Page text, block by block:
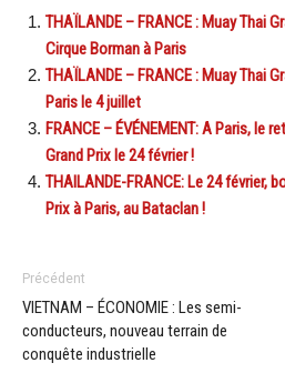
THAÏLANDE – FRANCE : Muay Thai
Cirque Borman à Paris
THAÏLANDE – FRANCE : Muay Thai
Paris le 4 juillet
FRANCE – ÉVÉNEMENT: A Paris, le
Grand Prix le 24 février !
THAILANDE-FRANCE: Le 24 février,
Prix à Paris, au Bataclan !
Précédent
VIETNAM – ÉCONOMIE : Les semi-
conducteurs, nouveau terrain de
conquête industrielle